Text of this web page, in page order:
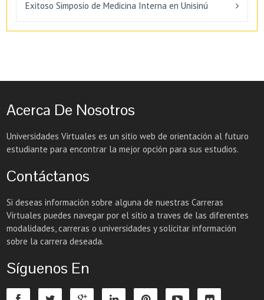
Exitoso Simposio de Medicina Interna en Unisinú
Acerca De Nosotros
Universidades Virtuales es un sitio web de orientación al futuro
estudiante para encontrar la mejor opción para sus estudios.
Contáctanos
Si deseas información sobre alguna de nuestras Carreras
Virtuales puedes navegar por el sitio a traves de las diferentes
modalidades, carreras o universidades y solicitar información
sobre la carrera deseada.
Síguenos En